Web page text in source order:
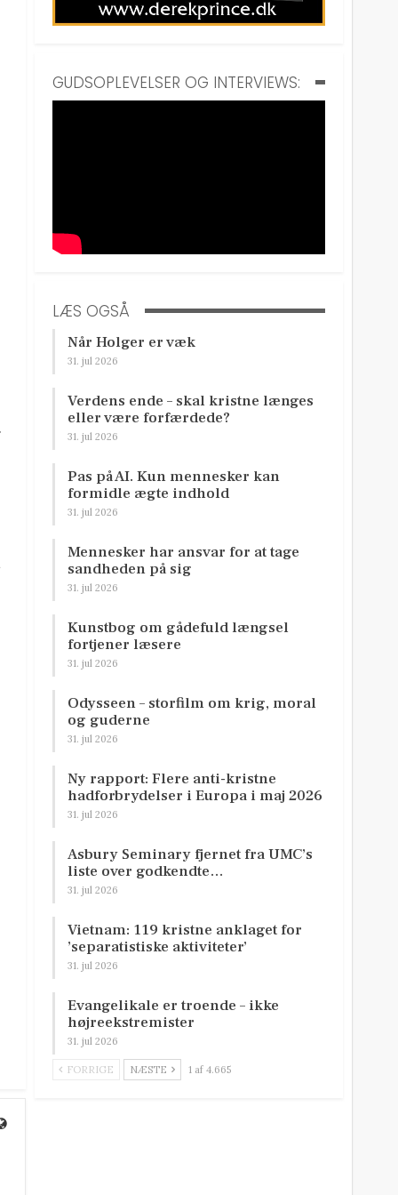
GUDSOPLEVELSER OG INTERVIEWS:
LÆS OGSÅ
Når Holger er væk
31. jul 2026
Verdens ende – skal kristne længes
eller være forfærdede?
31. jul 2026
Pas på AI. Kun mennesker kan
formidle ægte indhold
31. jul 2026
Mennesker har ansvar for at tage
sandheden på sig
31. jul 2026
Kunstbog om gådefuld længsel
fortjener læsere
31. jul 2026
Odysseen – storfilm om krig, moral
og guderne
31. jul 2026
Ny rapport: Flere anti-kristne
hadforbrydelser i Europa i maj 2026
31. jul 2026
Asbury Seminary fjernet fra UMC’s
liste over godkendte…
31. jul 2026
Vietnam: 119 kristne anklaget for
’separatistiske aktiviteter’
31. jul 2026
Evangelikale er troende – ikke
højreekstremister
31. jul 2026
FORRIGE NÆSTE 1 af 4.665